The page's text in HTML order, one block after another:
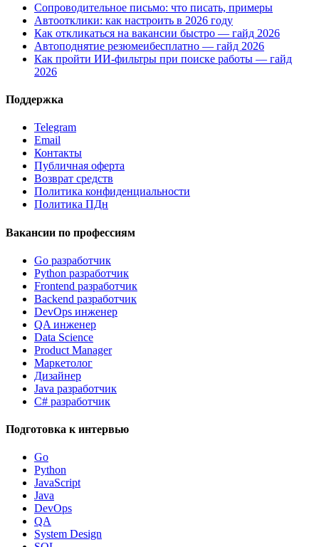
Сопроводительное письмо: что писать, примеры
Автоотклики: как настроить в 2026 году
Как откликаться на вакансии быстро — гайд 2026
Автоподнятие резюмеибесплатно — гайд 2026
Как пройти ИИ-фильтры при поиске работы — гайд
2026
Поддержка
Telegram
Email
Контакты
Публичная оферта
Возврат средств
Политика конфиденциальности
Политика ПДн
Вакансии по профессиям
Go разработчик
Python разработчик
Frontend разработчик
Backend разработчик
DevOps инженер
QA инженер
Data Science
Product Manager
Маркетолог
Дизайнер
Java разработчик
C# разработчик
Подготовка к интервью
Go
Python
JavaScript
Java
DevOps
QA
System Design